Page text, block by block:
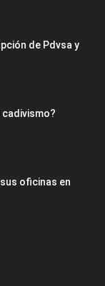
de Pdvsa y
cadivismo?
oficinas en